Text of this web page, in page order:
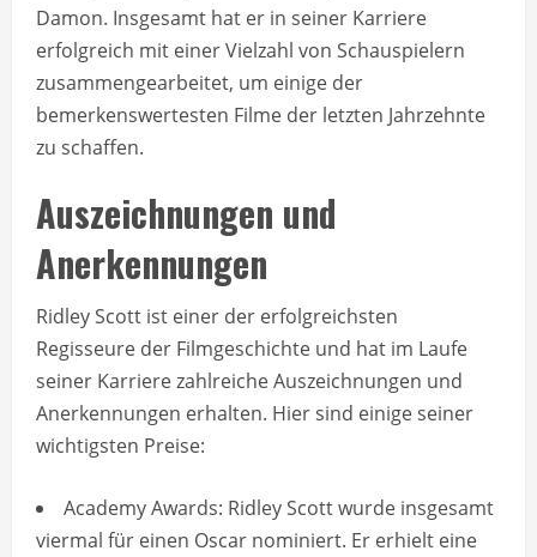
Damon. Insgesamt hat er in seiner Karriere
erfolgreich mit einer Vielzahl von Schauspielern
zusammengearbeitet, um einige der
bemerkenswertesten Filme der letzten Jahrzehnte
zu schaffen.
Auszeichnungen und
Anerkennungen
Ridley Scott ist einer der erfolgreichsten
Regisseure der Filmgeschichte und hat im Laufe
seiner Karriere zahlreiche Auszeichnungen und
Anerkennungen erhalten. Hier sind einige seiner
wichtigsten Preise:
Academy Awards: Ridley Scott wurde insgesamt
viermal für einen Oscar nominiert. Er erhielt eine